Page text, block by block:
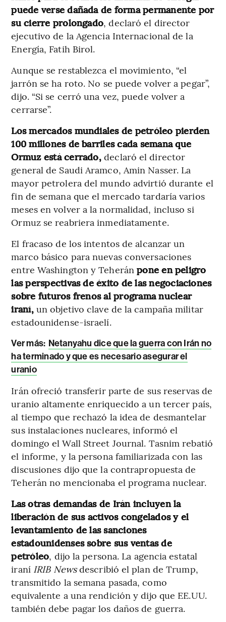
puede verse dañada de forma permanente por
su cierre prolongado, declaró el director
ejecutivo de la Agencia Internacional de la
Energía, Fatih Birol.
Aunque se restablezca el movimiento, “el
jarrón se ha roto. No se puede volver a pegar”,
dijo. “Si se cerró una vez, puede volver a
cerrarse”.
Los mercados mundiales de petróleo pierden
100 millones de barriles cada semana que
Ormuz está cerrado,declaró el director
general de Saudi Aramco, Amin Nasser. La
mayor petrolera del mundo advirtió durante el
fin de semana que el mercado tardaría varios
meses en volver a la normalidad, incluso si
Ormuz se reabriera inmediatamente.
El fracaso de los intentos de alcanzar un
marco básico para nuevas conversaciones
entre Washington y Teheránpone en peligro
las perspectivas de éxito de las negociaciones
sobre futuros frenos al programa nuclear
iraní,un objetivo clave de la campaña militar
estadounidense-israelí.
Ver más: Netanyahu dice que la guerra con Irán no
ha terminado y que es necesario asegurar el
uranio
Irán ofreció transferir parte de sus reservas de
uranio altamente enriquecido a un tercer país,
al tiempo que rechazó la idea de desmantelar
sus instalaciones nucleares, informó el
domingo el Wall Street Journal. Tasnim rebatió
el informe, y la persona familiarizada con las
discusiones dijo que la contrapropuesta de
Teherán no mencionaba el programa nuclear.
Las otras demandas de Irán incluyen la
liberación de sus activos congelados y el
levantamiento de las sanciones
estadounidenses sobre sus ventas de
petróleo, dijo la persona. La agencia estatal
iraní IRIB Newsdescribió el plan de Trump,
transmitido la semana pasada, como
equivalente a una rendición y dijo que EE.UU.
también debe pagar los daños de guerra.